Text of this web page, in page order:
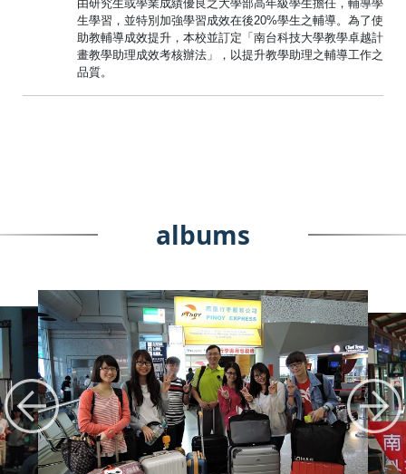
由研究生或學業成績優良之大學部高年級學生擔任，輔導學
生學習，並特別加強學習成效在後20%學生之輔導。為了使
助教輔導成效提升，本校並訂定「南台科技大學教學卓越計
畫教學助理成效考核辦法」，以提升教學助理之輔導工作之
品質。
albums